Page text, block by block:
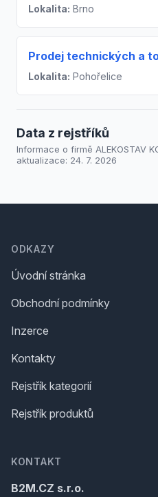
Lokalita: Brno
Prodej technických a
Lokalita: Pohořelice
Data z rejstříků
Informace o firmě ALEKOSTAV
aktualizace: 24. 7. 2026
ODKAZY
Úvodní stránka
Obchodní podmínky
Inzerce
Kontakty
Rejstřík kategorií
Rejstřík produktů
KONTAKT
B2M.CZ s.r.o.